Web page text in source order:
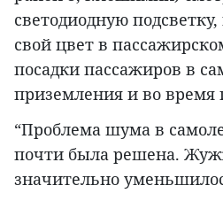
светодиодную
свой цвет в
посадки пассажиров в
приземления и во время
“Проблема шума в
почти была решена.
значительно